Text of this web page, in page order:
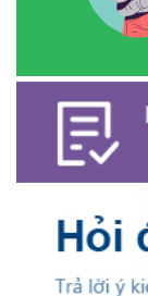
(26/07/2026)
QUỐC
(24/07/2026)
HỘI NÔNG DÂN
BÁ SẢN PHẨM
OCOP TỈNH